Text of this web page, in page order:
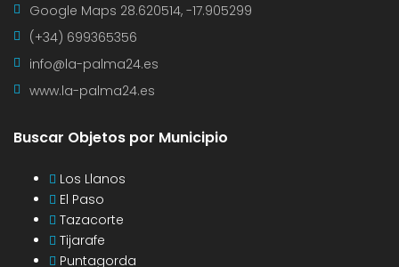
Google Maps 28.620514, -17.905299
(+34) 699365356
info@la-palma24.es
www.la-palma24.es
Buscar Objetos por Municipio
Los Llanos
El Paso
Tazacorte
Tijarafe
Puntagorda